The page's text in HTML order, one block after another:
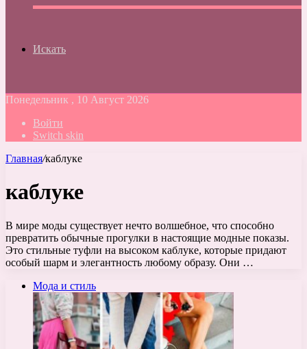
Искать
Понедельник , 10 Август 2026
Войти
Switch skin
Главная/каблуке
каблуке
В мире моды существует нечто волшебное, что способно
превратить обычные прогулки в настоящие модные показы.
Это стильные туфли на высоком каблуке, которые придают
особый шарм и элегантность любому образу. Они …
Мода и стиль